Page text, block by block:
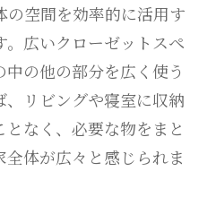
空間を効率的に活用す
。広いクローゼットスペ
の他の部分を広く使う
、リビングや寝室に収納
なく、必要な物をまと
体が広々と感じられま